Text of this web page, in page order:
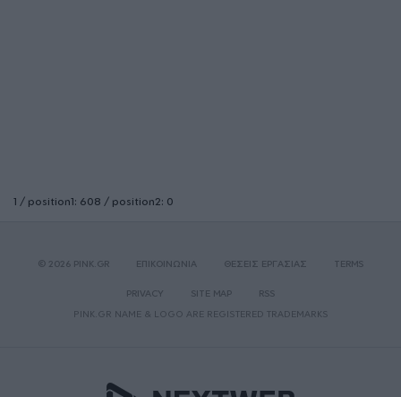
1 / position1: 608 / position2: 0
© 2026 PINK.GR ΕΠΙΚΟΙΝΩΝΙΑ ΘΕΣΕΙΣ ΕΡΓΑΣΙΑΣ TERMS
PRIVACY SITE MAP
RSS
PINK.GR NAME & LOGO ARE REGISTERED TRADEMARKS